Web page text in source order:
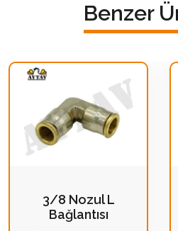
Benzer
3/8 Nozul L
Bağlantısı